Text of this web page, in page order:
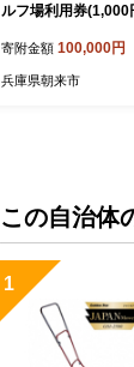
ルフ場利用券(1,000
チケット 優待券 兵庫
来市 山東 大自然 良
寄附金額 100,000円
兵庫県朝来市
この自治体
1